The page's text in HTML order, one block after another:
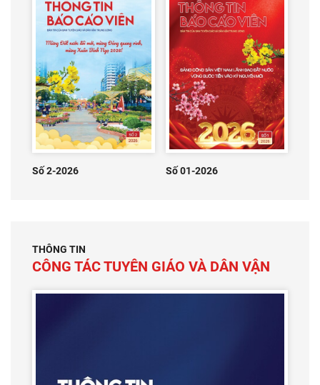
Số 2-2026 Số 01-2026
THÔNG TIN
CÔNG TÁC TUYÊN GIÁO VÀ DÂN VẬN